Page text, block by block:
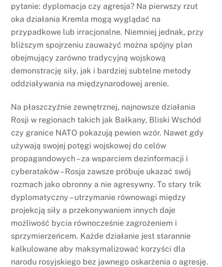
pytanie: dyplomacja czy agresja? Na pierwszy rzut
oka działania Kremla mogą wyglądać na
przypadkowe lub irracjonalne. Niemniej jednak, przy
bliższym spojrzeniu zauważyć można spójny plan
obejmujący zarówno tradycyjną wojskową
demonstrację siły, jak i bardziej subtelne metody
oddziaływania na międzynarodowej arenie.
Na płaszczyźnie zewnętrznej, najnowsze działania
Rosji w regionach takich jak Bałkany, Bliski Wschód
czy granice NATO pokazują pewien wzór. Nawet gdy
używają swojej potęgi wojskowej do celów
propagandowych – za wsparciem dezinformacji i
cyberataków – Rosja zawsze próbuje ukazać swój
rozmach jako obronny a nie agresywny. To stary trik
dyplomatyczny – utrzymanie równowagi między
projekcją siły a przekonywaniem innych daje
możliwość bycia równocześnie zagrożeniem i
sprzymierzeńcem. Każde działanie jest starannie
kalkulowane aby maksymalizować korzyści dla
narodu rosyjskiego bez jawnego oskarżenia o agresję.